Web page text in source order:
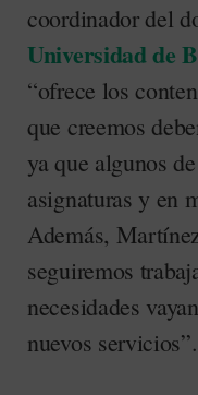
coordinador del
Universidad de
“ofrece los
que creemos
ya que algunos
asignaturas y en
Además,
seguiremos
necesidades
nuevos servicios”.